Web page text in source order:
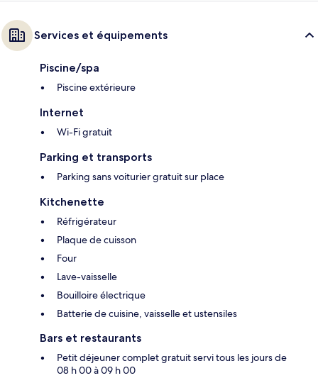
Services et équipements
Piscine/spa
Piscine extérieure
Internet
Wi-Fi gratuit
Parking et transports
Parking sans voiturier gratuit sur place
Kitchenette
Réfrigérateur
Plaque de cuisson
Four
Lave-vaisselle
Bouilloire électrique
Batterie de cuisine, vaisselle et ustensiles
Bars et restaurants
Petit déjeuner complet gratuit servi tous les jours de
08 h 00 à 09 h 00